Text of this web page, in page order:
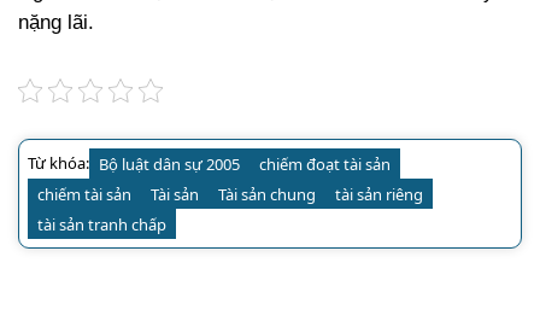
nặng lãi.
Từ khóa: Bộ luật dân sự 2005
chiếm đoạt tài sản
chiếm tài sản
Tài sản Tài sản chung
tài sản riêng
tài sản tranh chấp